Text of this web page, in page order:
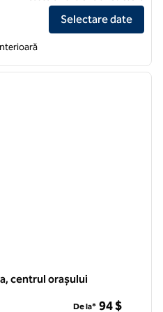
Garden Inn Gettysburg
Selectare date
centrul orașului
De la* 94 $